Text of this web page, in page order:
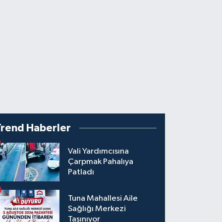
Haberler
Vali Yardımcısına
Çarpmak Pahalıya
Patladı
Tuna Mahallesi Aile
Sağlığı Merkezi
Taşınıyor